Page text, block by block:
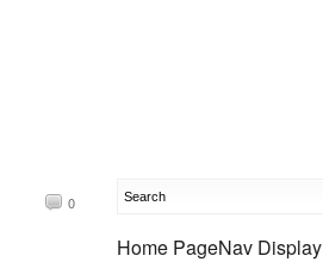
0
Home PageNav Display